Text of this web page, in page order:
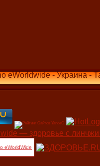
eWorldwide - Украина -
eWorldWide